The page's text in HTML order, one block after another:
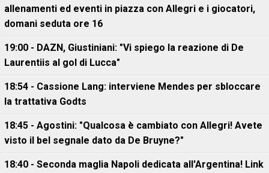
allenamenti ed eventi in piazza con Allegri e i giocatori,
domani seduta ore 16
19:00 - DAZN, Giustiniani: "Vi spiego la reazione di De
Laurentiis al gol di Lucca"
18:54 - Cassione Lang: interviene Mendes per sbloccare
la trattativa Godts
18:45 - Agostini: "Qualcosa è cambiato con Allegri! Avete
visto il bel segnale dato da De Bruyne?"
18:40 - Seconda maglia Napoli dedicata all'Argentina! Link